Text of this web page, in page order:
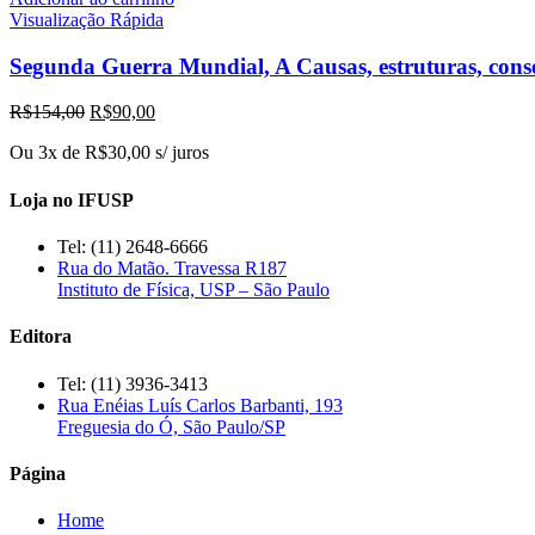
Visualização Rápida
Segunda Guerra Mundial, A Causas, estruturas,
R$154,00 O
original
R$154,00.
R$90,00O
atual
Ou 3x de R$30,00 s/ juros
Loja no IFUSP
Tel: (11) 2648-6666
Rua do Matão. Travessa R187
Instituto de Física, USP – São Paulo
Editora
Tel: (11) 3936-3413
Rua Enéias Luís Carlos Barbanti, 193
Freguesia do Ó, São Paulo/SP
Página
Home